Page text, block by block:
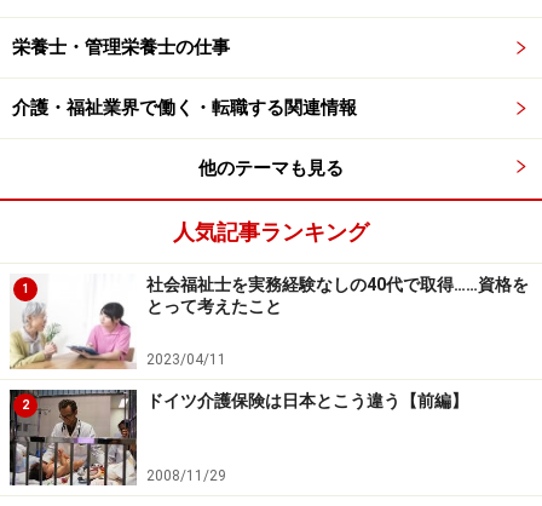
栄養士・管理栄養士の仕事
介護・福祉業界で働く・転職する関連情報
他のテーマも見る
人気記事ランキング
1
社会福祉士を実務経験なしの40代で取得……資格を
とって考えたこと
2023/04/11
2 ドイツ介護保険は日本とこう違う【前編】
2008/11/29